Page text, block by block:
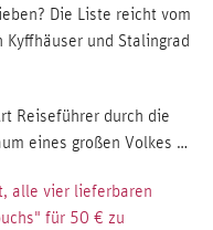
Die Liste reicht vom
und Stalingrad
Reiseführer durch die
eines großen Volkes …
alle vier lieferbaren
für 50 € zu